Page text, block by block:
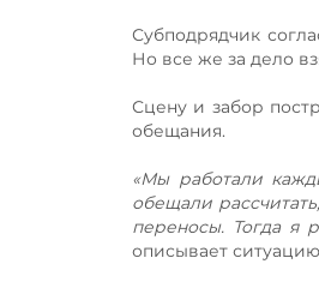
Субподрядчик
Но все же за дело
Сцену и забор
обещания.
«Мы работали
обещали
переносы. Тогда я
описывает